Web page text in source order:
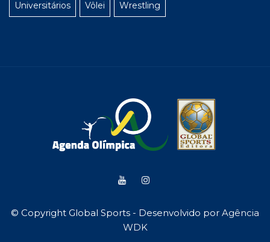
Universitários Vôlei Wrestling
© Copyright Global Sports - Desenvolvido por Agência
WDK